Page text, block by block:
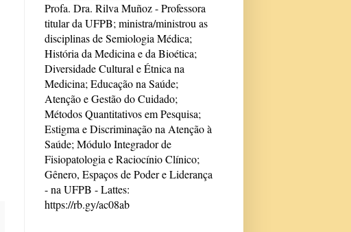
Profa. Dra. Rilva Muñoz - Professora
titular da UFPB; ministra/ministrou as
disciplinas de Semiologia Médica;
História da Medicina e da Bioética;
Diversidade Cultural e Étnica na
Medicina; Educação na Saúde;
Atenção e Gestão do Cuidado;
Métodos Quantitativos em Pesquisa;
Estigma e Discriminação na Atenção à
Saúde; Módulo Integrador de
Fisiopatologia e Raciocínio Clínico;
Gênero, Espaços de Poder e Liderança
- na UFPB - Lattes:
https://rb.gy/ac08ab